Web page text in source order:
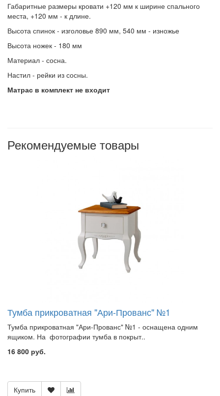
Габаритные размеры кровати +120 мм к ширине спального
места, +120 мм - к длине.
Высота спинок - изголовье 890 мм, 540 мм - изножье
Высота ножек - 180 мм
Материал - сосна.
Настил - рейки из сосны.
Матрас в комплект не входит
Рекомендуемые товары
Тумба прикроватная "Ари-Прованс" №1
Тумба прикроватная "Ари-Прованс" №1 - оснащена одним
ящиком. На фотографии тумба в покрыт..
16 800 руб.
Купить